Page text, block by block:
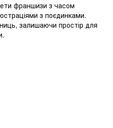
франшизи з часом
з поєдинками.
залишаючи простір для